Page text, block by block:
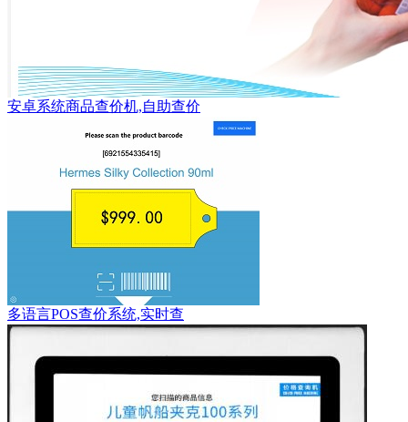
安卓系统商品查价机,自助查价
多语言POS查价系统,实时查